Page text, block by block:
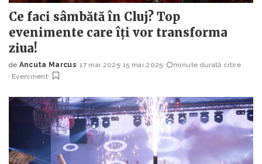
Ce faci sâmbătă în Cluj? Top
evenimente care îți vor transforma
ziua!
Posted
by
de Ancuta Marcus 17 mai 2025 15 mai 2025
minute durată citire
Eveniment